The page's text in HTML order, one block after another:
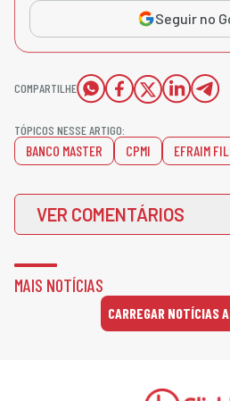
Seguir no
COMPARTILHE
TÓPICOS NESSE ARTIGO:
BANCO MASTER CPMI EFRAIM
VER COMENTÁRIOS
MAIS NOTÍCIAS
CARREGAR NOTÍCIAS